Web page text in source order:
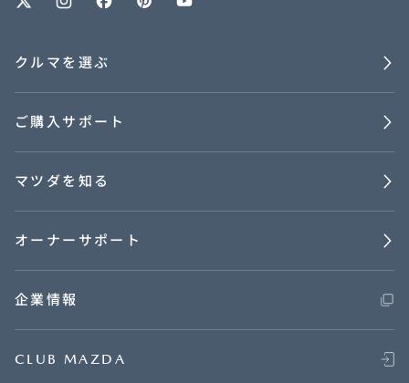
お問合せ/FAQ
ニュースルーム
クルマを選ぶ
ご購入サポート
マツダを知る
オーナーサポート
企業情報
CLUB MAZDA